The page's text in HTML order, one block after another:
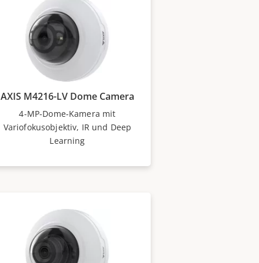
AXIS M4216-LV Dome Camera
4-MP-Dome-Kamera mit
Variofokusobjektiv, IR und Deep
Learning